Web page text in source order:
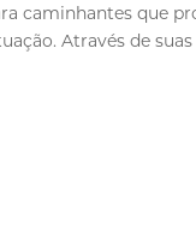
caminhantes que
Através de